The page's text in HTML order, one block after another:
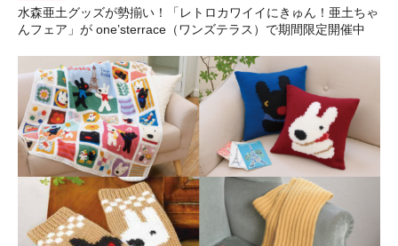
水森亜土グッズが勢揃い！「レトロカワイイにきゅん！亜土ちゃ
んフェア」が one’sterrace（ワンズテラス）で期間限定開催中